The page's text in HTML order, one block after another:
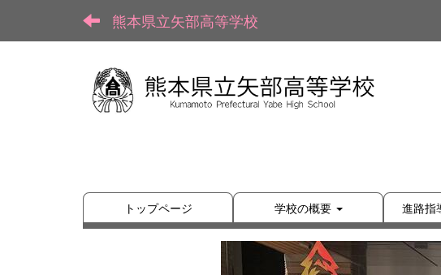
熊本県立矢部高等学校
トップページ 学校の概要 進路指